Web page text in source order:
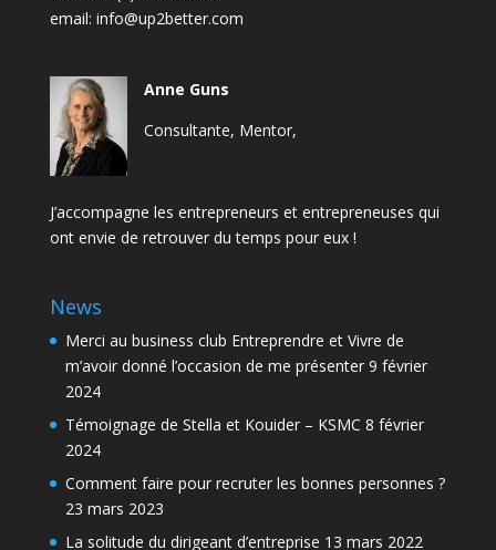
email: info@up2better.com
Anne Guns
Consultante, Mentor,
J’accompagne les entrepreneurs et entrepreneuses qui
ont envie de retrouver du temps pour eux !
News
Merci au business club Entreprendre et Vivre de
m’avoir donné l’occasion de me présenter 9 février
2024
Témoignage de Stella et Kouider – KSMC 8 février
2024
Comment faire pour recruter les bonnes personnes ?
23 mars 2023
La solitude du dirigeant d’entreprise 13 mars 2022